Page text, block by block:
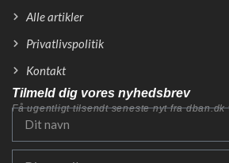
Alle artikler
Privatlivspolitik
Kontakt
Tilmeld dig vores nyhedsbrev
Få ugentligt tilsendt seneste nyt fra